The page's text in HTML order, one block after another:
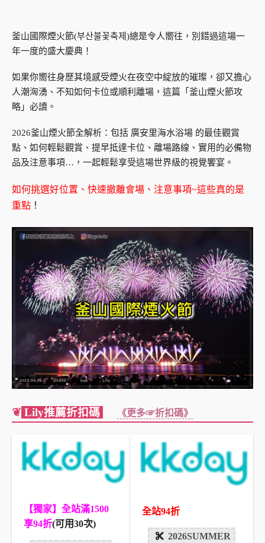
釜山國際煙火節(부산불꽃축제)總是令人嚮往，別錯過這場一
年一度的盛大慶典！
如果你嚮往身歷其境感受煙火在夜空中綻放的璀璨，卻又擔心
人潮洶湧、不知如何卡位或順利離場，這篇「釜山煙火節攻
略」必讀。
2026釜山煙火節全解析：包括 廣安里海水浴場 的最佳觀賞
點、如何輕鬆觀賞、提早抵達卡位、離場路線、實用的必備物
品及注意事項…，一起輕鬆享受這場世界級的視覺饗宴。
如何挑選好位置、快速撤離會場、注意事項~這些真的是
重點 ！
❦ Lily推薦折扣碼 《更多☞折扣碼》
【獨家】全站滿1500
享94折(可用30次)
全站94折
2026SUMMER